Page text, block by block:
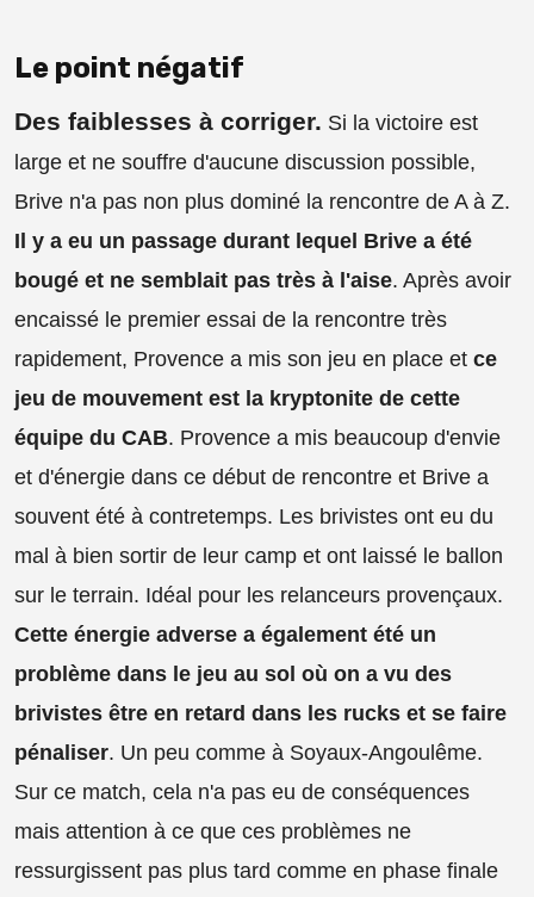
Le point négatif
Des faiblesses à corriger. Si la victoire est
large et ne souffre d'aucune discussion possible,
Brive n'a pas non plus dominé la rencontre de A à Z.
Il y a eu un passage durant lequel Brive a été
bougé et ne semblait pas très à l'aise. Après avoir
encaissé le premier essai de la rencontre très
rapidement, Provence a mis son jeu en place et ce
jeu de mouvement est la kryptonite de cette
équipe du CAB. Provence a mis beaucoup d'envie
et d'énergie dans ce début de rencontre et Brive a
souvent été à contretemps. Les brivistes ont eu du
mal à bien sortir de leur camp et ont laissé le ballon
sur le terrain. Idéal pour les relanceurs provençaux.
Cette énergie adverse a également été un
problème dans le jeu au sol où on a vu des
brivistes être en retard dans les rucks et se faire
pénaliser. Un peu comme à Soyaux-Angoulême.
Sur ce match, cela n'a pas eu de conséquences
mais attention à ce que ces problèmes ne
ressurgissent pas plus tard comme en phase finale